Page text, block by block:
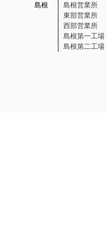
島根
島根営業所
東部営業所
西部営業所
島根第一工場
島根第二工場